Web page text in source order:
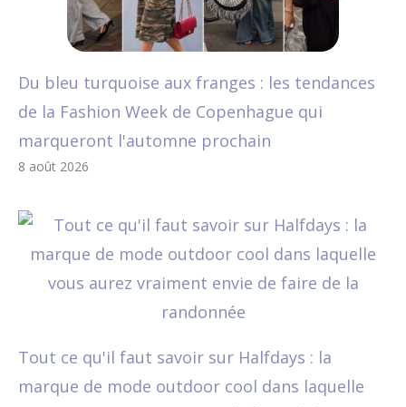
Du bleu turquoise aux franges : les tendances
de la Fashion Week de Copenhague qui
marqueront l'automne prochain
8 août 2026
Tout ce qu'il faut savoir sur Halfdays : la
marque de mode outdoor cool dans laquelle